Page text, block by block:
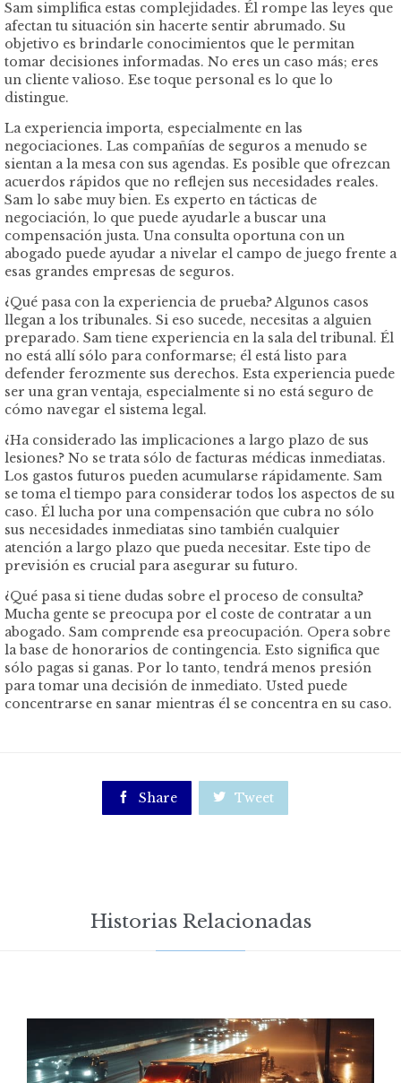
Sam simplifica estas complejidades. Él rompe las leyes que
afectan tu situación sin hacerte sentir abrumado. Su
objetivo es brindarle conocimientos que le permitan
tomar decisiones informadas. No eres un caso más; eres
un cliente valioso. Ese toque personal es lo que lo
distingue.
La experiencia importa, especialmente en las
negociaciones. Las compañías de seguros a menudo se
sientan a la mesa con sus agendas. Es posible que ofrezcan
acuerdos rápidos que no reflejen sus necesidades reales.
Sam lo sabe muy bien. Es experto en tácticas de
negociación, lo que puede ayudarle a buscar una
compensación justa. Una consulta oportuna con un
abogado puede ayudar a nivelar el campo de juego frente a
esas grandes empresas de seguros.
¿Qué pasa con la experiencia de prueba? Algunos casos
llegan a los tribunales. Si eso sucede, necesitas a alguien
preparado. Sam tiene experiencia en la sala del tribunal. Él
no está allí sólo para conformarse; él está listo para
defender ferozmente sus derechos. Esta experiencia puede
ser una gran ventaja, especialmente si no está seguro de
cómo navegar el sistema legal.
¿Ha considerado las implicaciones a largo plazo de sus
lesiones? No se trata sólo de facturas médicas inmediatas.
Los gastos futuros pueden acumularse rápidamente. Sam
se toma el tiempo para considerar todos los aspectos de su
caso. Él lucha por una compensación que cubra no sólo
sus necesidades inmediatas sino también cualquier
atención a largo plazo que pueda necesitar. Este tipo de
previsión es crucial para asegurar su futuro.
¿Qué pasa si tiene dudas sobre el proceso de consulta?
Mucha gente se preocupa por el coste de contratar a un
abogado. Sam comprende esa preocupación. Opera sobre
la base de honorarios de contingencia. Esto significa que
sólo pagas si ganas. Por lo tanto, tendrá menos presión
para tomar una decisión de inmediato. Usted puede
concentrarse en sanar mientras él se concentra en su caso.
 Share  Tweet
Historias Relacionadas